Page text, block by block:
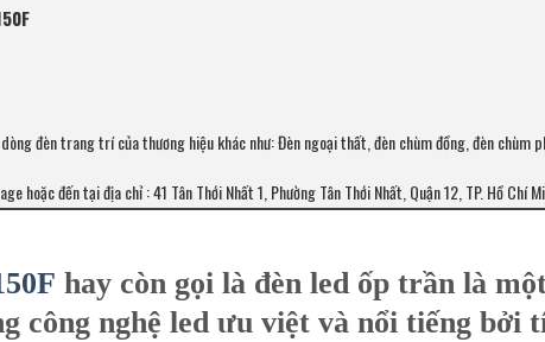
đèn trang trí của thương hiệu khác như: Đèn ngoại thất, đèn chùm đồng, đèn chùm
đến tại địa chỉ : 41 Tân Thới Nhất 1, Phường Tân Thới Nhất, Quận 12, TP. Hồ Chí
hay còn gọi là đèn led ốp trần là
công nghệ led ưu việt và nổi tiếng bởi